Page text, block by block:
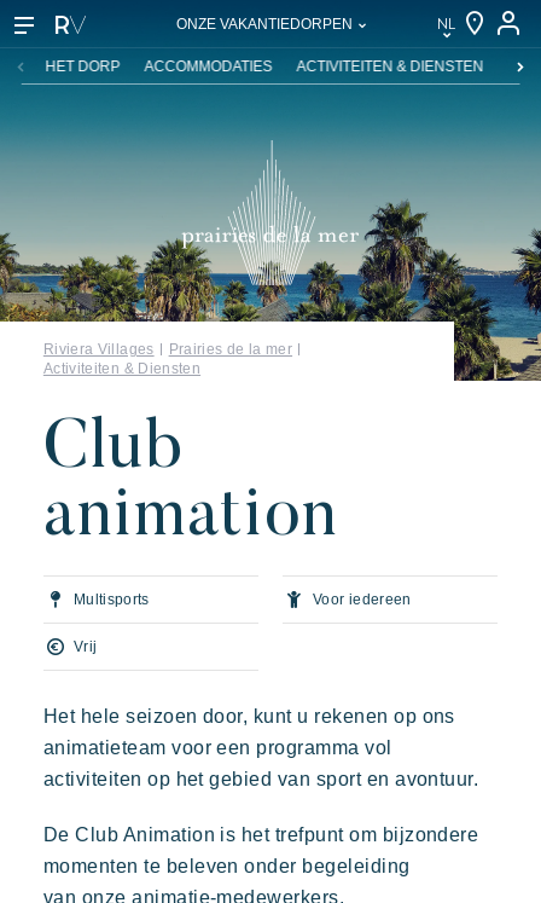
NL
NL
ONZE VAKANTIEDORPEN
Onze vakantiedorpen
Prairies de la mer
Exotisch Onvergetelijk
Polynesisch geïnspireerde Lodges, een adembenemend
uitzicht op Saint Tropez, een uitzonderlijke locatie.
Kon Tiki
Ontdek Riviera Villages
De kunst van gastvrijheid
De villages sfeer
Beleef de Riviera
Uw volgende vakantie
Actieve vakantie
Evenementen & festivals
Riviera Villages applicatie
Neem contact met ons op
HET DORP ACCOMMODATIES ACTIVITEITEN & DIENSTEN
Riviera Villages
Prairies de la mer
Activiteiten & Diensten
Club
animation
Multisports Voor iedereen
Vrij
Het hele seizoen door, kunt u rekenen op ons
animatieteam voor een programma vol
activiteiten op het gebied van sport en avontuur.
De Club Animation is het trefpunt om bijzondere
momenten te beleven onder begeleiding
van onze animatie-medewerkers.